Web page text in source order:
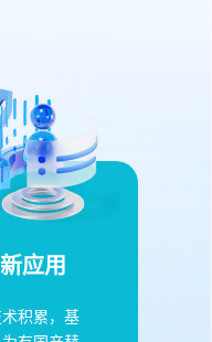
应用
积累，基